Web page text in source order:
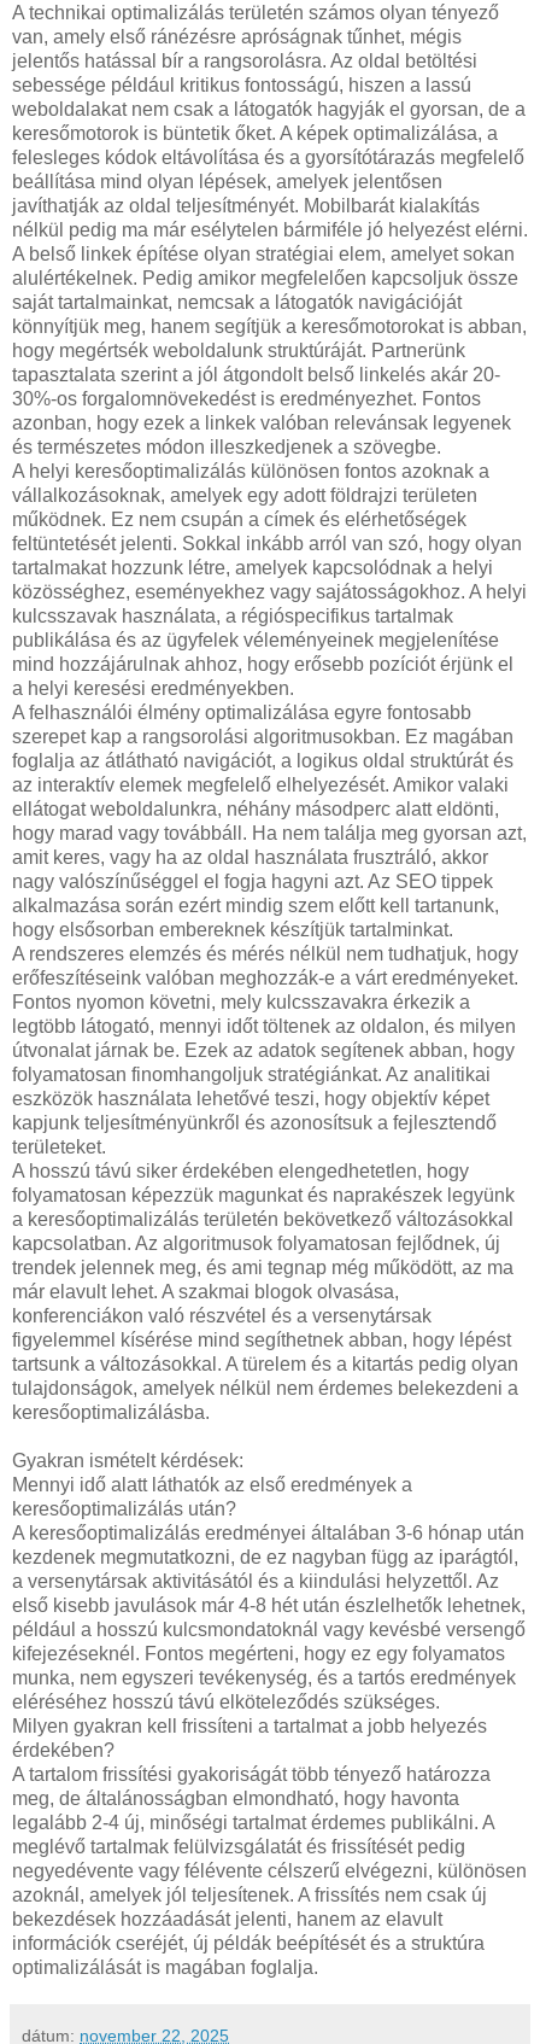
A technikai optimalizálás területén számos olyan tényező
van, amely első ránézésre apróságnak tűnhet, mégis
jelentős hatással bír a rangsorolásra. Az oldal betöltési
sebessége például kritikus fontosságú, hiszen a lassú
weboldalakat nem csak a látogatók hagyják el gyorsan, de a
keresőmotorok is büntetik őket. A képek optimalizálása, a
felesleges kódok eltávolítása és a gyorsítótárazás megfelelő
beállítása mind olyan lépések, amelyek jelentősen
javíthatják az oldal teljesítményét. Mobilbarát kialakítás
nélkül pedig ma már esélytelen bármiféle jó helyezést elérni.
A belső linkek építése olyan stratégiai elem, amelyet sokan
alulértékelnek. Pedig amikor megfelelően kapcsoljuk össze
saját tartalmainkat, nemcsak a látogatók navigációját
könnyítjük meg, hanem segítjük a keresőmotorokat is abban,
hogy megértsék weboldalunk struktúráját. Partnerünk
tapasztalata szerint a jól átgondolt belső linkelés akár 20-
30%-os forgalomnövekedést is eredményezhet. Fontos
azonban, hogy ezek a linkek valóban relevánsak legyenek
és természetes módon illeszkedjenek a szövegbe.
A helyi keresőoptimalizálás különösen fontos azoknak a
vállalkozásoknak, amelyek egy adott földrajzi területen
működnek. Ez nem csupán a címek és elérhetőségek
feltüntetését jelenti. Sokkal inkább arról van szó, hogy olyan
tartalmakat hozzunk létre, amelyek kapcsolódnak a helyi
közösséghez, eseményekhez vagy sajátosságokhoz. A helyi
kulcsszavak használata, a régióspecifikus tartalmak
publikálása és az ügyfelek véleményeinek megjelenítése
mind hozzájárulnak ahhoz, hogy erősebb pozíciót érjünk el
a helyi keresési eredményekben.
A felhasználói élmény optimalizálása egyre fontosabb
szerepet kap a rangsorolási algoritmusokban. Ez magában
foglalja az átlátható navigációt, a logikus oldal struktúrát és
az interaktív elemek megfelelő elhelyezését. Amikor valaki
ellátogat weboldalunkra, néhány másodperc alatt eldönti,
hogy marad vagy továbbáll. Ha nem találja meg gyorsan azt,
amit keres, vagy ha az oldal használata frusztráló, akkor
nagy valószínűséggel el fogja hagyni azt. Az SEO tippek
alkalmazása során ezért mindig szem előtt kell tartanunk,
hogy elsősorban embereknek készítjük tartalminkat.
A rendszeres elemzés és mérés nélkül nem tudhatjuk, hogy
erőfeszítéseink valóban meghozzák-e a várt eredményeket.
Fontos nyomon követni, mely kulcsszavakra érkezik a
legtöbb látogató, mennyi időt töltenek az oldalon, és milyen
útvonalat járnak be. Ezek az adatok segítenek abban, hogy
folyamatosan finomhangoljuk stratégiánkat. Az analitikai
eszközök használata lehetővé teszi, hogy objektív képet
kapjunk teljesítményünkről és azonosítsuk a fejlesztendő
területeket.
A hosszú távú siker érdekében elengedhetetlen, hogy
folyamatosan képezzük magunkat és naprakészek legyünk
a keresőoptimalizálás területén bekövetkező változásokkal
kapcsolatban. Az algoritmusok folyamatosan fejlődnek, új
trendek jelennek meg, és ami tegnap még működött, az ma
már elavult lehet. A szakmai blogok olvasása,
konferenciákon való részvétel és a versenytársak
figyelemmel kísérése mind segíthetnek abban, hogy lépést
tartsunk a változásokkal. A türelem és a kitartás pedig olyan
tulajdonságok, amelyek nélkül nem érdemes belekezdeni a
keresőoptimalizálásba.
Gyakran ismételt kérdések:
Mennyi idő alatt láthatók az első eredmények a
keresőoptimalizálás után?
A keresőoptimalizálás eredményei általában 3-6 hónap után
kezdenek megmutatkozni, de ez nagyban függ az iparágtól,
a versenytársak aktivitásától és a kiindulási helyzettől. Az
első kisebb javulások már 4-8 hét után észlelhetők lehetnek,
például a hosszú kulcsmondatoknál vagy kevésbé versengő
kifejezéseknél. Fontos megérteni, hogy ez egy folyamatos
munka, nem egyszeri tevékenység, és a tartós eredmények
eléréséhez hosszú távú elköteleződés szükséges.
Milyen gyakran kell frissíteni a tartalmat a jobb helyezés
érdekében?
A tartalom frissítési gyakoriságát több tényező határozza
meg, de általánosságban elmondható, hogy havonta
legalább 2-4 új, minőségi tartalmat érdemes publikálni. A
meglévő tartalmak felülvizsgálatát és frissítését pedig
negyedévente vagy félévente célszerű elvégezni, különösen
azoknál, amelyek jól teljesítenek. A frissítés nem csak új
bekezdések hozzáadását jelenti, hanem az elavult
információk cseréjét, új példák beépítését és a struktúra
optimalizálását is magában foglalja.
dátum: november 22, 2025